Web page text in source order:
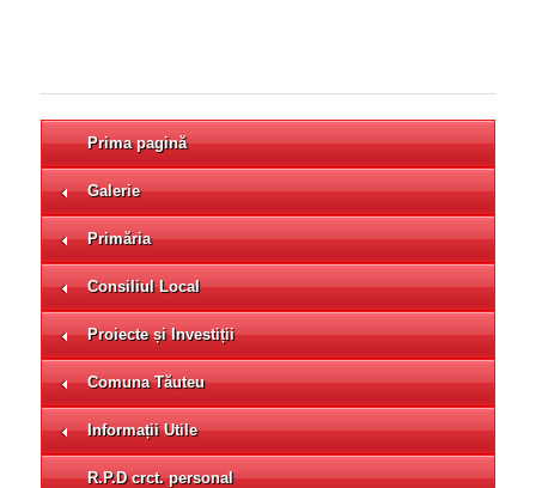
Prima pagină
Galerie
Primăria
Consiliul Local
Proiecte și Investiții
Comuna Tăuteu
Informații Utile
R.P.D crct. personal